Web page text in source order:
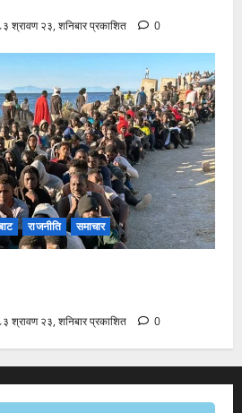
श्रावण २३, शनिबार प्रकाशित 0
राजनीति समाचार
श्रावण २३, शनिबार प्रकाशित 0